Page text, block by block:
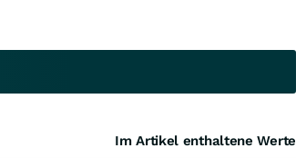
Im Artikel enthaltene Werte